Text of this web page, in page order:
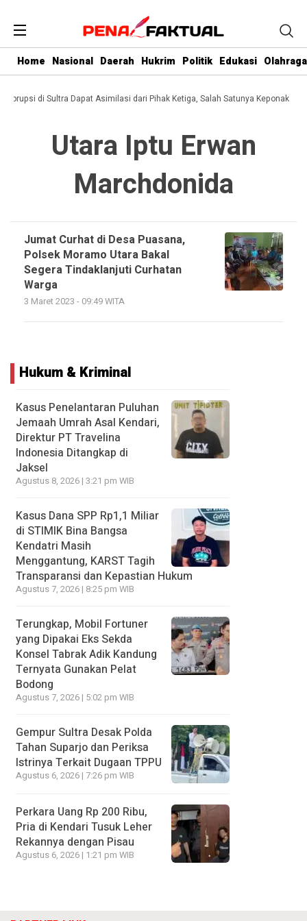
Home Nasional Daerah Hukrim Politik Edukasi Olahraga
Korupsi di Sultra Dapat Asimilasi dari Pihak Ketiga, Salah Satunya Keponakan
Utara Iptu Erwan
Marchdonida
Jumat Curhat di Desa Puasana,
Polsek Moramo Utara Bakal
Segera Tindaklanjuti Curhatan
Warga
3 Maret 2023 - 09:49 WITA
Hukum & Kriminal
Kasus Penelantaran Puluhan
Jemaah Umrah Asal Kendari,
Direktur PT Travelina
Indonesia Ditangkap di
Jaksel
Agustus 8, 2026 | 3:21 pm WIB
Kasus Dana SPP Rp1,1 Miliar
di STIMIK Bina Bangsa
Kendatri Masih
Menggantung, KARST Tagih
Transparansi dan Kepastian Hukum
Agustus 7, 2026 | 8:25 pm WIB
Terungkap, Mobil Fortuner
yang Dipakai Eks Sekda
Konsel Tabrak Adik Kandung
Ternyata Gunakan Pelat
Bodong
Agustus 7, 2026 | 5:02 pm WIB
Gempur Sultra Desak Polda
Tahan Suparjo dan Periksa
Istrinya Terkait Dugaan TPPU
Agustus 6, 2026 | 7:26 pm WIB
Perkara Uang Rp 200 Ribu,
Pria di Kendari Tusuk Leher
Rekannya dengan Pisau
Agustus 6, 2026 | 1:21 pm WIB